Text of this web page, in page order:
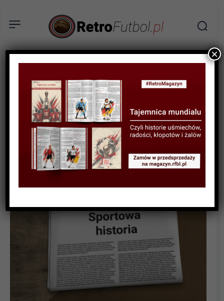
SPORTOWA HISTORIA
Najbardziej absurdalne
transfery: kupieni za
kiełbasę, lody, krewetki
×